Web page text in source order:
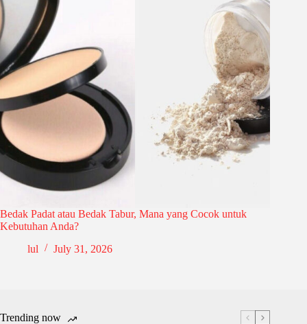
Bedak Padat atau Bedak Tabur, Mana yang Cocok untuk
Kebutuhan Anda?
lul
July 31, 2026
Trending now